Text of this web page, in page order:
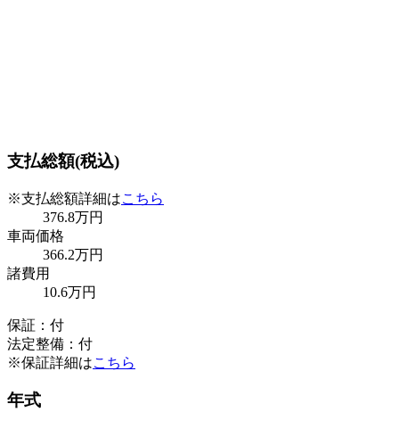
支払総額(税込)
※支払総額詳細はこちら
376.8万円
車両価格
366.2万円
諸費用
10.6万円
保証：付
法定整備：付
※保証詳細はこちら
年式